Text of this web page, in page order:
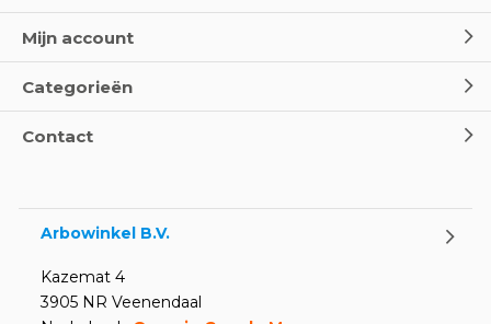
Mijn account
Categorieën
Contact
Arbowinkel B.V.
Kazemat 4
3905 NR Veenendaal